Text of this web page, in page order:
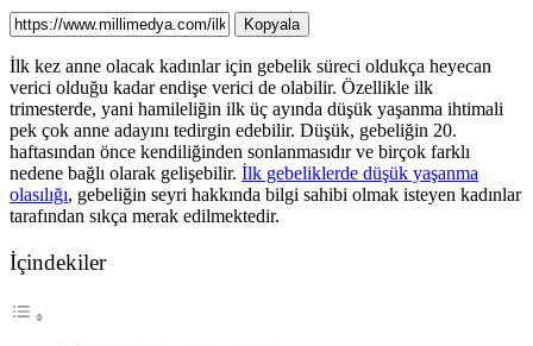
Kopyala
İlk kez anne olacak kadınlar için gebelik süreci oldukça heyecan
verici olduğu kadar endişe verici de olabilir. Özellikle ilk
trimesterde, yani hamileliğin ilk üç ayında düşük yaşanma ihtimali
pek çok anne adayını tedirgin edebilir. Düşük, gebeliğin 20.
haftasından önce kendiliğinden sonlanmasıdır ve birçok farklı
nedene bağlı olarak gelişebilir. İlk gebeliklerde düşük yaşanma
olasılığı, gebeliğin seyri hakkında bilgi sahibi olmak isteyen kadınlar
tarafından sıkça merak edilmektedir.
İçindekiler